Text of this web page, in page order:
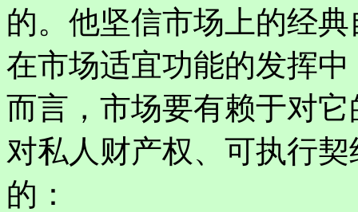
的。他坚信市场上的经
在市场适宜功能的发挥
而言，市场要有赖于对
对私人财产权、可执行
的：